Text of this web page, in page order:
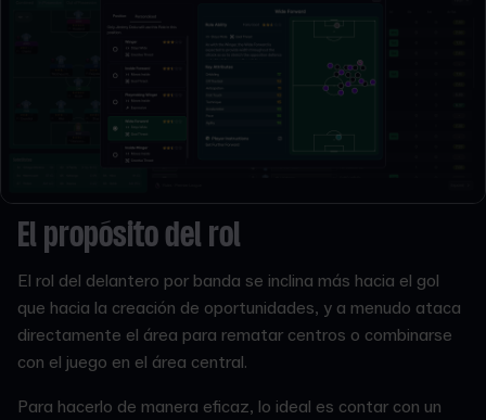
El propósito del rol
El rol del delantero por banda se inclina más hacia el gol
que hacia la creación de oportunidades, y a menudo ataca
directamente el área para rematar centros o combinarse
con el juego en el área central.
Para hacerlo de manera eficaz, lo ideal es contar con un